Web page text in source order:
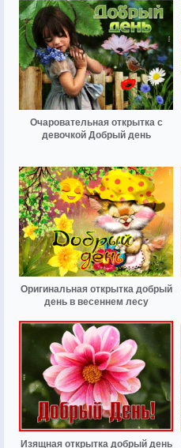
Очаровательная открытка с
девочкой Добрый день
Оригинальная открытка добрый
день в весеннем лесу
Изящная открытка добрый день